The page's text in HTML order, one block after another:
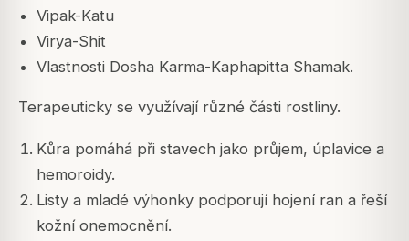
Vipak-Katu
Virya-Shit
Vlastnosti Dosha Karma-Kaphapitta Shamak.
Terapeuticky se využívají různé části rostliny.
Kůra pomáhá při stavech jako průjem, úplavice a
hemoroidy.
Listy a mladé výhonky podporují hojení ran a řeší
kožní onemocnění.